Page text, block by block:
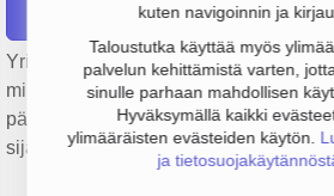
kuten navigoinnin ja
Taloustutka käyttää myös
palvelun kehittämistä varten,
sinulle parhaan mahdollisen
Hyväksymällä kaikki
ylimääräisten evästeiden käytön.
ja
Yrityksen Järvi-Pohjanmaan
milj. €, tulos 7.1 milj. € ja
päätoimiala on Muu pankkitoiminta,
sijainti Alavus. Yrityksen yhtiömuoto